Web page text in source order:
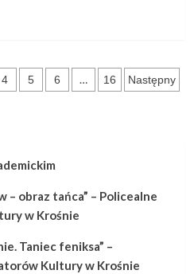
4 5 6 … 16 Następny
– obraz tańca” – Policealne
w Krośnie
Taniec feniksa” –
Kultury w Krośnie